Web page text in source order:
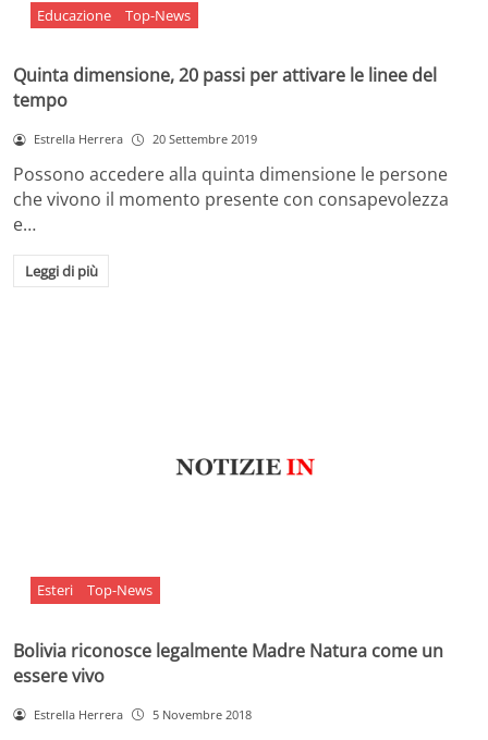
Educazione Top-News
Quinta dimensione, 20 passi per attivare le linee del
tempo
Estrella Herrera 20 Settembre 2019
Possono accedere alla quinta dimensione le persone
che vivono il momento presente con consapevolezza
e…
Leggi di più
Esteri Top-News
Bolivia riconosce legalmente Madre Natura come un
essere vivo
Estrella Herrera 5 Novembre 2018